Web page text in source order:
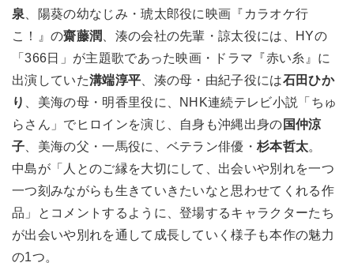
泉 、陽葵の幼なじみ・琥太郎役に映画『カラオケ行
こ！』の齋藤潤 、湊の会社の先輩・諒太役には、HYの
「366日」が主題歌であった映画・ドラマ『赤い糸』に
出演していた溝端淳平 、湊の母・由紀子役には石田ひか
り
、美海の母・明香里役に、NHK連続テレビ小説「ちゅ
らさん」でヒロインを演じ、自身も沖縄出身の 国仲涼
子 、美海の父・一馬役に、ベテラン俳優・杉本哲太。
中島が「人とのご縁を大切にして、出会いや別れを一つ
一つ刻みながらも生きていきたいなと思わせてくれる作
品」とコメントするように、登場するキャラクターたち
が出会いや別れを通して成長していく様子も本作の魅力
の1つ。